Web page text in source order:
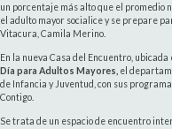
un porcentaje más alto que el promedio
el adulto mayor socialice y se prepare
Vitacura, Camila Merino.
En la nueva Casa del Encuentro,
Día para Adultos Mayores, el
de Infancia y Juventud, con sus
Contigo.
Se trata de un espacio de encuentro